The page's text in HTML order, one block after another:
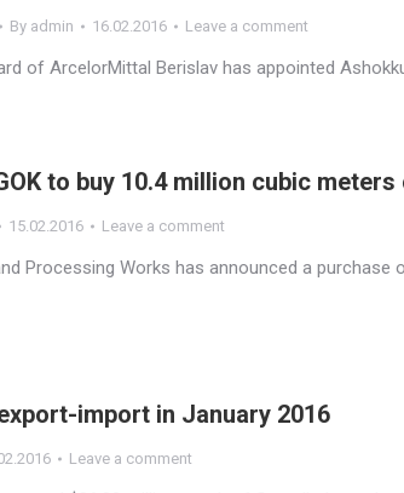
By admin 16.02.2016 Leave a comment
of ArcelorMittal Berislav has appointed
to buy 10.4 million cubic
15.02.2016 Leave a comment
Processing Works has announced a purchase
import in January 2016
Leave a comment